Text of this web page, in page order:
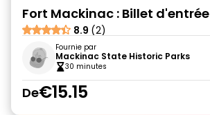
Fort Mackinac : Billet d'entrée
8.9 (2)
Fournie par
Mackinac State Historic Parks
30 minutes
De€15.15